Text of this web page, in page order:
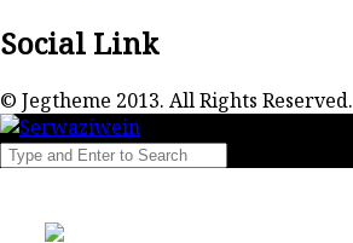
Social Link
© Jegtheme 2013. All Rights Reserved.